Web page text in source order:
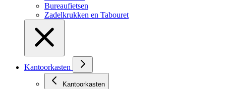
Bureaufietsen
Zadelkrukken en Tabouret
Kantoorkasten
Kantoorkasten